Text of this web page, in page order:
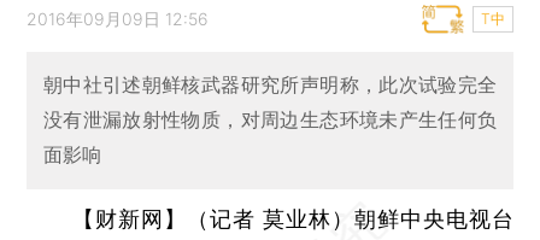
2016年09月09日 12:56 T中
朝中社引述朝鲜核武器研究所声明称，此次试验完全
没有泄漏放射性物质，对周边生态环境未产生任何负
面影响
【财新网】（记者 莫业林） 朝鲜中央电视台